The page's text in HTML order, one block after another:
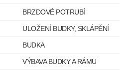
BRZDOVÉ POTRUBÍ
ULOŽENÍ BUDKY, SKLÁPĚNÍ
BUDKA
VÝBAVA BUDKY A RÁMU